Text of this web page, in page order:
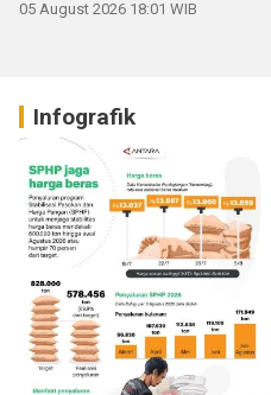
05 August 2026 18:01 WIB
Infografik